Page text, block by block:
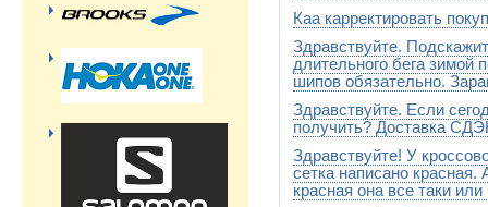
Раньше были. Сейчас уже
два назад
Каа карректировать
В корзине крайний правый
нажимаете кнопку
Здравствуйте.
длительного бега зимой
шипов обязательно.
Есть только 1 модель с
Здравствуйте. Если
получить? Доставка
Смотря в какой регион
обсудим
Здравствуйте! У
сетка написано красная.
красная она все таки